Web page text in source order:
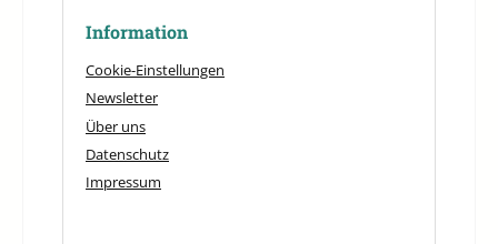
Information
Cookie-Einstellungen
Newsletter
Über uns
Datenschutz
Impressum